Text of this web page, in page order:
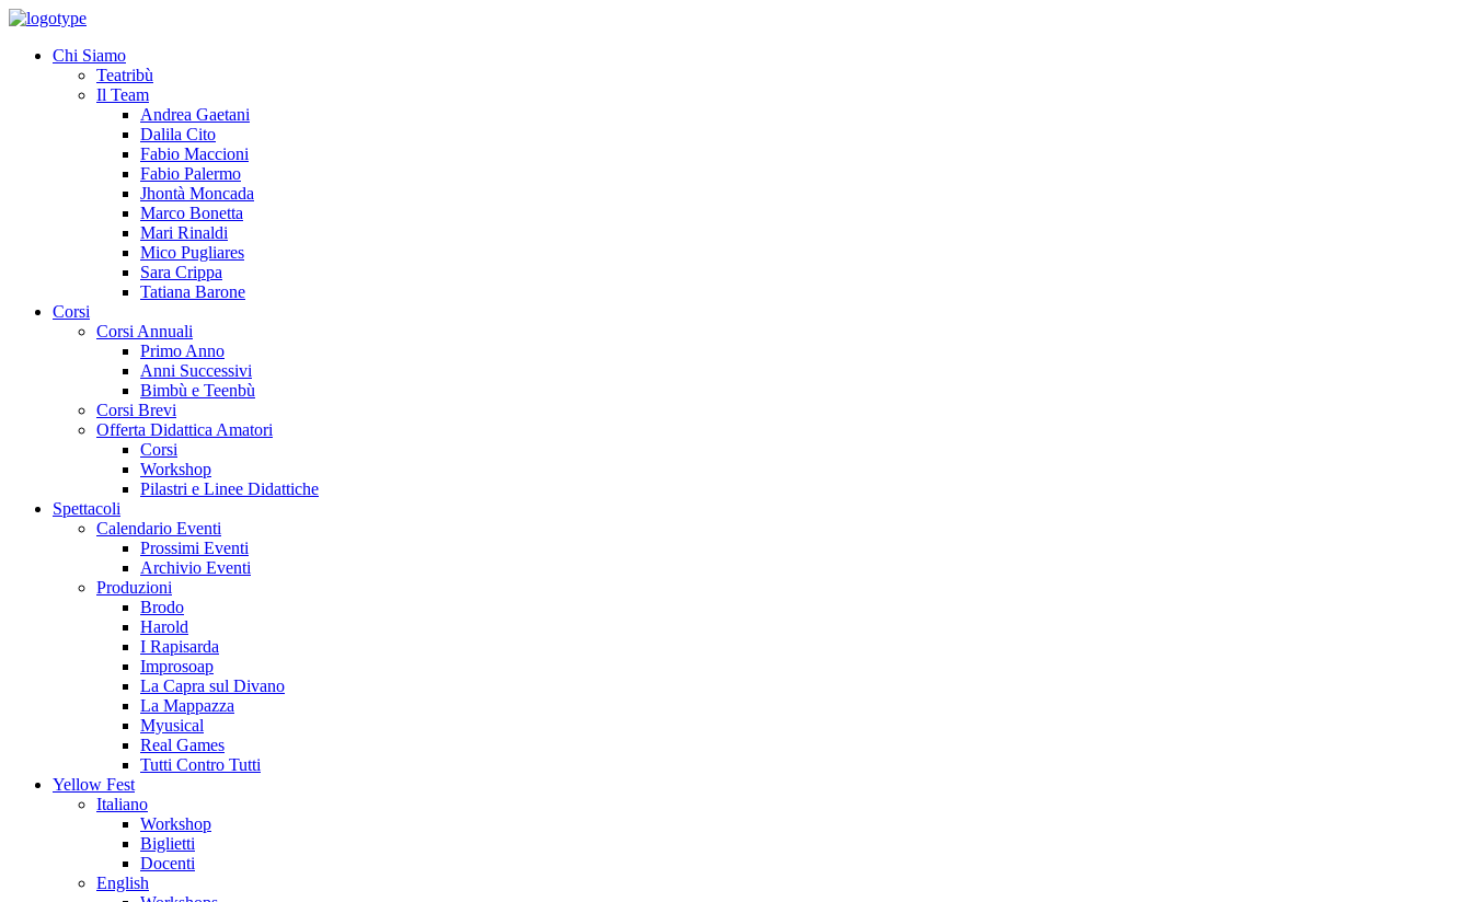
Chi Siamo
Teatribù
Il Team
Andrea Gaetani
Dalila Cito
Fabio Maccioni
Fabio Palermo
Jhontà Moncada
Marco Bonetta
Mari Rinaldi
Mico Pugliares
Sara Crippa
Tatiana Barone
Corsi
Corsi Annuali
Primo Anno
Anni Successivi
Bimbù e Teenbù
Corsi Brevi
Offerta Didattica Amatori
Corsi
Workshop
Pilastri e Linee Didattiche
Spettacoli
Calendario Eventi
Prossimi Eventi
Archivio Eventi
Produzioni
Brodo
Harold
I Rapisarda
Improsoap
La Capra sul Divano
La Mappazza
Myusical
Real Games
Tutti Contro Tutti
Yellow Fest
Italiano
Workshop
Biglietti
Docenti
English